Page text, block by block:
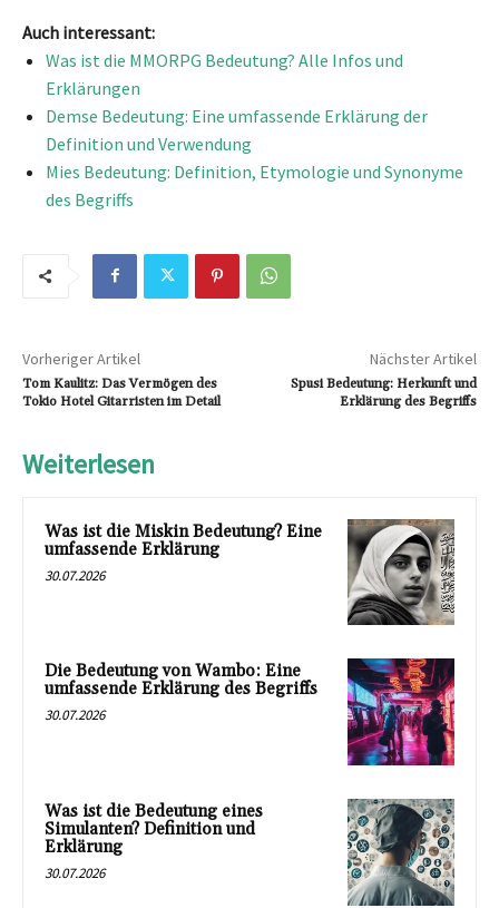
Auch interessant:
Was ist die MMORPG Bedeutung? Alle Infos und
Erklärungen
Demse Bedeutung: Eine umfassende Erklärung der
Definition und Verwendung
Mies Bedeutung: Definition, Etymologie und Synonyme
des Begriffs
Vorheriger Artikel
Tom Kaulitz: Das Vermögen des
Tokio Hotel Gitarristen im Detail
Nächster Artikel
Spusi Bedeutung: Herkunft und
Erklärung des Begriffs
Weiterlesen
Was ist die Miskin Bedeutung? Eine
umfassende Erklärung
30.07.2026
Die Bedeutung von Wambo: Eine
umfassende Erklärung des Begriffs
30.07.2026
Was ist die Bedeutung eines
Simulanten? Definition und
Erklärung
30.07.2026